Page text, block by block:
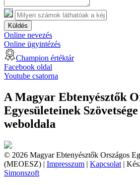
Küldés
Online nevezés
Online ügyintézés
Champion értéktár
Facebook oldal
Youtube csatorna
A Magyar Ebtenyésztők
Egyesületeinek
weboldala
© 2026 Magyar Ebtenyésztők Országos
(MEOESZ) | Impresszum | Kapcsolat |
Simonszoft